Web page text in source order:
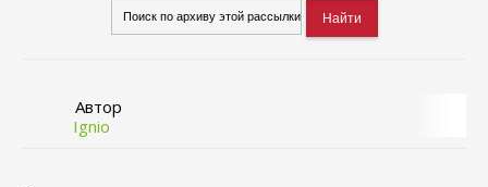
Автор
Ignio